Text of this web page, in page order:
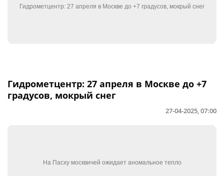
Гидрометцентр: 27 апреля в Москве до +7
градусов, мокрый снег
27-04-2025, 07:00